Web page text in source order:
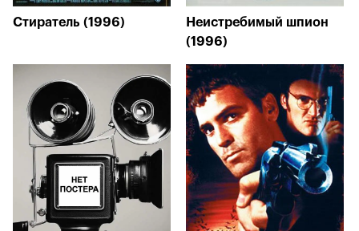
Стиратель (1996)
Неистребимый шпион
(1996)